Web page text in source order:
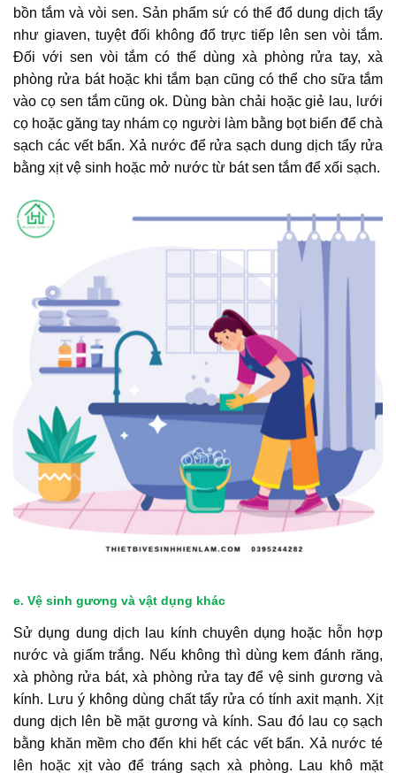
bồn tắm và vòi sen. Sản phẩm sứ có thể đổ dung dịch tẩy
như giaven, tuyệt đối không đổ trực tiếp lên sen vòi tắm.
Đối với sen vòi tắm có thể dùng xà phòng rửa tay, xà
phòng rửa bát hoặc khi tắm bạn cũng có thể cho sữa tắm
vào cọ sen tắm cũng ok. Dùng bàn chải hoặc giẻ lau, lưới
cọ hoặc găng tay nhám cọ người làm bằng bọt biển để chà
sạch các vết bẩn. Xả nước để rửa sạch dung dịch tẩy rửa
bằng xịt vệ sinh hoặc mở nước từ bát sen tắm để xối sạch.
e. Vệ sinh gương và vật dụng khác
Sử dụng dung dịch lau kính chuyên dụng hoặc hỗn hợp
nước và giấm trắng. Nếu không thì dùng kem đánh răng,
xà phòng rửa bát, xà phòng rửa tay để vệ sinh gương và
kính. Lưu ý không dùng chất tẩy rửa có tính axit mạnh. Xịt
dung dịch lên bề mặt gương và kính. Sau đó lau cọ sạch
bằng khăn mềm cho đến khi hết các vết bẩn. Xả nước té
lên hoặc xịt vào để tráng sạch xà phòng. Lau khô mặt